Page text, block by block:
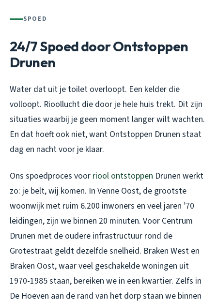
SPOED
24/7 Spoed door Ontstoppen
Drunen
Water dat uit je toilet overloopt. Een kelder die
volloopt. Rioollucht die door je hele huis trekt. Dit zijn
situaties waarbij je geen moment langer wilt wachten.
En dat hoeft ook niet, want Ontstoppen Drunen staat
dag en nacht voor je klaar.
Ons spoedproces voor riool ontstoppen Drunen werkt
zo: je belt, wij komen. In Venne Oost, de grootste
woonwijk met ruim 6.200 inwoners en veel jaren ’70
leidingen, zijn we binnen 20 minuten. Voor Centrum
Drunen met de oudere infrastructuur rond de
Grotestraat geldt dezelfde snelheid. Braken West en
Braken Oost, waar veel geschakelde woningen uit
1970-1985 staan, bereiken we in een kwartier. Zelfs in
De Hoeven aan de rand van het dorp staan we binnen